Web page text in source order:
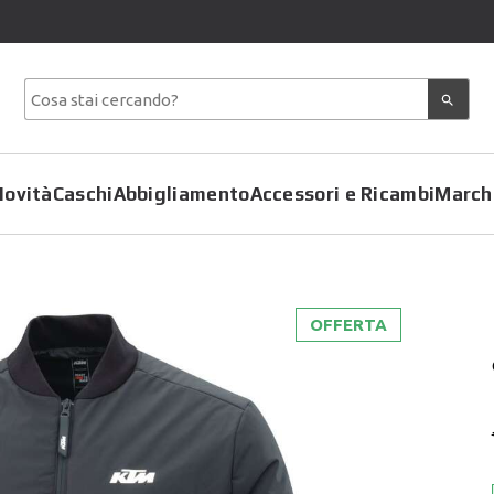
CaschiAbbigliamento
Giacche
Pantaloni
Accessori e Ricambi
CoprimotoOFFERTA